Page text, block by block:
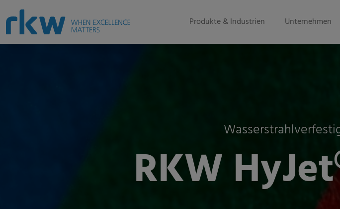
Produkte & Industrien Unternehmen
RKW